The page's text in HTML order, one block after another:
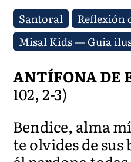
Santoral
Reflexión
Misal Kids — Guía
ANTÍFONA DE
102, 2-3)
Bendice, alma
te olvides de